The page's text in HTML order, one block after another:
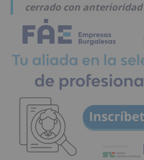
cerrado con anterioridad